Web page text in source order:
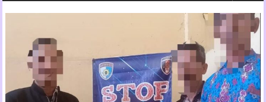
Timur
Online
Jawa